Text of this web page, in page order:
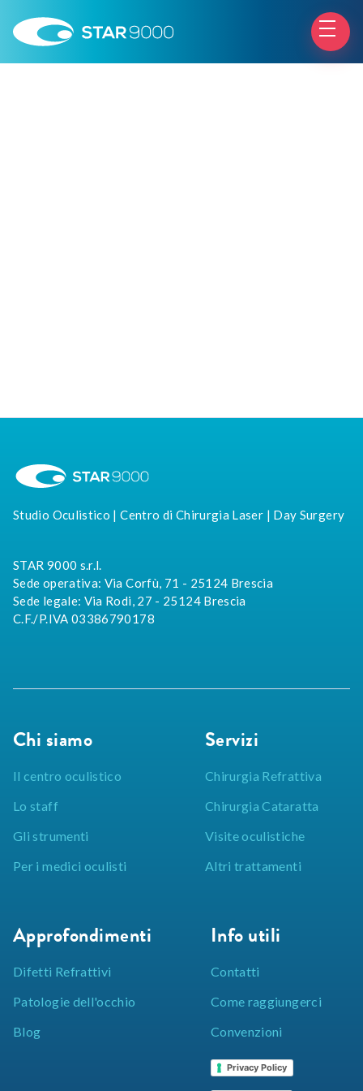
Studio Oculistico | Centro di Chirurgia Laser | Day Surgery
STAR 9000 s.r.l.
Sede operativa: Via Corfù, 71 - 25124 Brescia
Sede legale: Via Rodi, 27 - 25124 Brescia
C.F./P.IVA 03386790178
Chi siamo
Il centro oculistico
Lo staff
Gli strumenti
Per i medici oculisti
Servizi
Chirurgia Refrattiva
Chirurgia Cataratta
Visite oculistiche
Altri trattamenti
Approfondimenti
Difetti Refrattivi
Patologie dell'occhio
Blog
Info utili
Contatti
Come raggiungerci
Convenzioni
Privacy Policy